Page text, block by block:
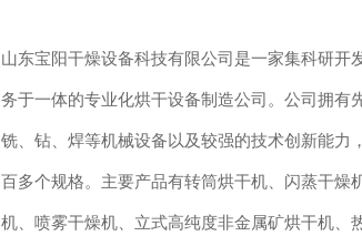
山东宝阳干燥设备科技有限公司是一家集科研开
务于一体的专业化烘干设备制造公司。公司拥有
铣、钻、焊等机械设备以及较强的技术创新能力
百多个规格。主要产品有转筒烘干机、闪蒸干燥
机、喷雾干燥机、立式高纯度非金属矿烘干机、